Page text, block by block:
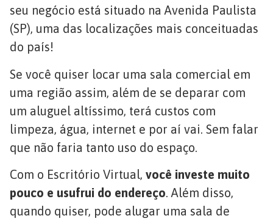
seu negócio está situado na Avenida Paulista
(SP), uma das localizações mais conceituadas
do país!
Se você quiser locar uma sala comercial em
uma região assim, além de se deparar com
um aluguel altíssimo, terá custos com
limpeza, água, internet e por aí vai. Sem falar
que não faria tanto uso do espaço.
Com o Escritório Virtual, você investe muito
pouco e usufrui do endereço. Além disso,
quando quiser, pode alugar uma sala de